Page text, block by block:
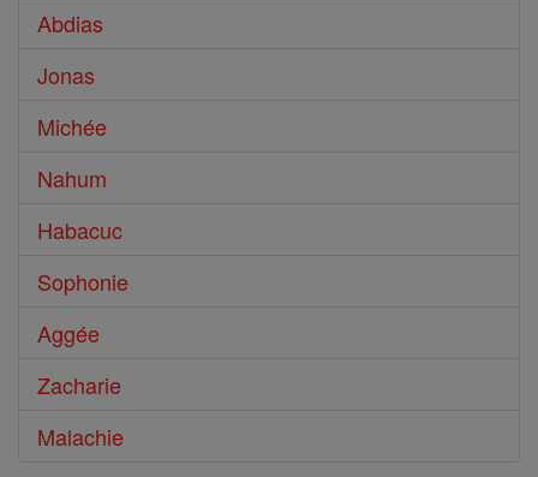
Abdias
Jonas
Michée
Nahum
Habacuc
Sophonie
Aggée
Zacharie
Malachie